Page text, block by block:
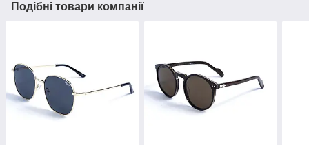
Подібні товари компанії